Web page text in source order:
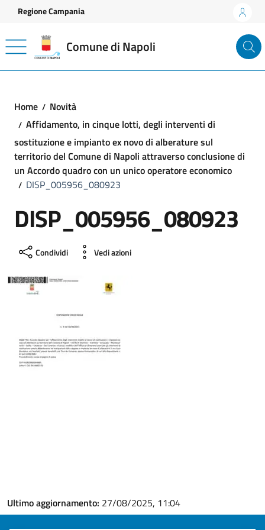
Vai ai contenuti
Vai al footer
Regione Campania
Comune di Napoli
Home
Novità
Affidamento, in cinque lotti, degli interventi di
sostituzione e impianto ex novo di alberature sul
territorio del Comune di Napoli attraverso conclusione di
un Accordo quadro con un unico operatore economico
DISP_005956_080923
DISP_005956_080923
Condividi Vedi azioni
Ultimo aggiornamento: 27/08/2025, 11:04